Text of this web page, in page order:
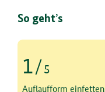
So geht’s
1/5
Schritt 1 von 5
Auflaufform